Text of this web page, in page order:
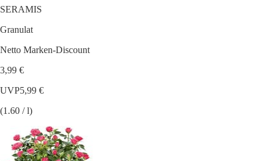
SERAMIS
Granulat
Netto Marken-Discount
3,99 €
UVP5,99 €
(1.60 / l)